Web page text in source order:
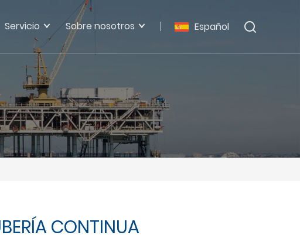
Español
Servicio Sobre nosotros
CONTINUA